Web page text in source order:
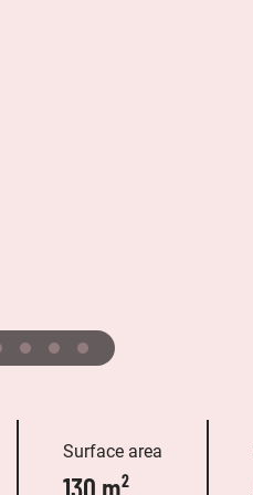
Surface area
130 m²